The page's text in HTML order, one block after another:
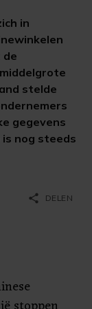
in
de
stelde
gegevens
is nog steeds
share DELEN